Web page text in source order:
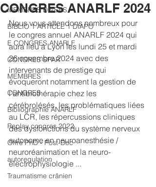
MEMBRES DIVERS
BIBLIO 1 ARTICLE 1 DIAPO
E CONGRES ANARLF
CONGRES SFAR
MEMBRES
CONGRES
Bibliographie ANARLF
Replay congres 2022
Offre PhD - Post-Doc
autoregulation
Traumatisme crânien
CONGRES ANARLF 2024
Nous vous attendons nombreux pour
le congres annuel ANARLF 2024 qui
aura lieu à Lyon les lundi 25 et mardi
26 novembre 2024 avec des
intervenants de prestige qui
évoqueront notamment la gestion de
l'antibiothérapie chez les
cérébrolésés, les problématiques liées
au LCR, les répercussions cliniques
des dysfonctions du système nerveux
autonome en neuroanesthésie /
neuroréanimation et la neuro-
électrophysiologie ...